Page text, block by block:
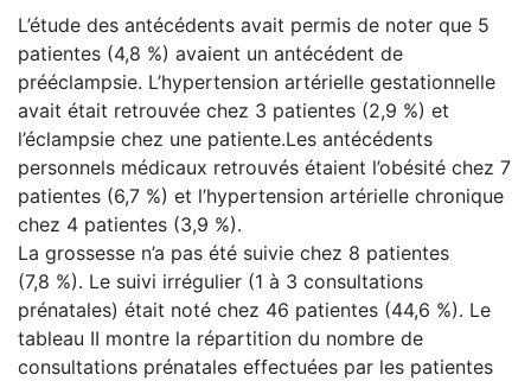
L’étude des antécédents avait permis de noter que 5
patientes (4,8 %) avaient un antécédent de
prééclampsie. L’hypertension artérielle gestationnelle
avait était retrouvée chez 3 patientes (2,9 %) et
l’éclampsie chez une patiente.Les antécédents
personnels médicaux retrouvés étaient l’obésité chez 7
patientes (6,7 %) et l’hypertension artérielle chronique
chez 4 patientes (3,9 %).
La grossesse n’a pas été suivie chez 8 patientes
(7,8 %). Le suivi irrégulier (1 à 3 consultations
prénatales) était noté chez 46 patientes (44,6 %). Le
tableau II montre la répartition du nombre de
consultations prénatales effectuées par les patientes